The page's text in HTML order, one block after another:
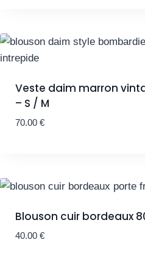
Veste daim marron
– S / M
70.00 €
Blouson cuir bordeaux
40.00 €